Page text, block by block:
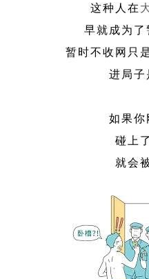
这种人在
早就成为
暂时不收网只
进局
如果
碰上
就会